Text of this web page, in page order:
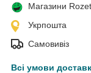
Магазини
Укрпошта
Самовивіз
Всі умови